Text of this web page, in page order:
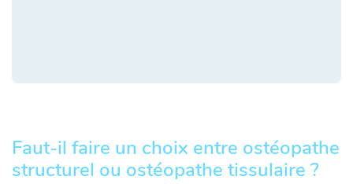
Faut-il faire un choix entre ostéopathe
structurel ou ostéopathe tissulaire ?